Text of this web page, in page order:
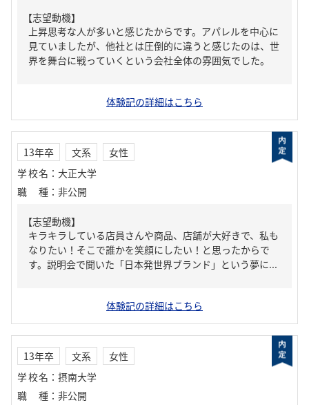
【志望動機】
上昇思考な人が多いと感じたからです。アパレルを中心に
見ていましたが、他社とは圧倒的に違うと感じたのは、世
界を舞台に戦っていくという会社全体の雰囲気でした。
体験記の詳細はこちら
13年卒 文系
女性
学校名 ： 大正大学
職種 ： 非公開
【志望動機】
キラキラしている店員さんや商品、店舗が大好きで、私も
なりたい！そこで誰かを笑顔にしたい！と思ったからで
す。説明会で聞いた「日本発世界ブランド」という夢に...
体験記の詳細はこちら
13年卒 文系
女性
学校名 ： 摂南大学
職種 ： 非公開